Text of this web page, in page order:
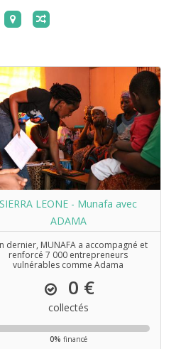
SIERRA LEONE - Munafa avec
ADAMA
dernier, MUNAFA a accompagné et
renforcé 7 000 entrepreneurs
vulnérables comme Adama
0 €
collectés
0% financé